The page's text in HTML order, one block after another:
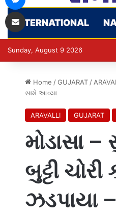
INTERNATIONAL
Sunday, August 9 2026
Home / GUJARAT /
સામે આવ્યા
ARAVALLI GUJARAT
મોડાસા
બુટ્ટી
ઝડપાયા